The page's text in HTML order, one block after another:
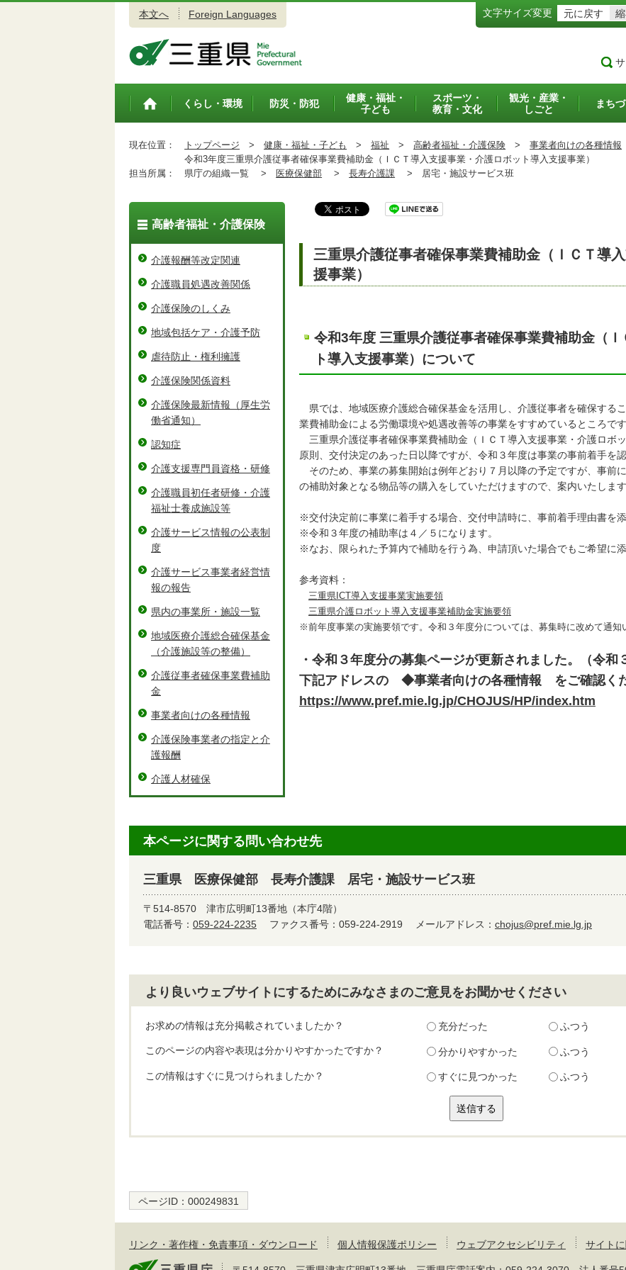
本文へ Foreign Languages 文字サイズ変更 元に戻す
トップペ
くらし・環境 防災・防犯
健康・福祉・
子ども
スポーツ・
教育・文化
観光・産業・
しごと
まち
現在位置： トップページ > 健康・福祉・子ども > 福祉 > 高齢者福祉・介護保険 > 事業者向けの各種情報
令和3年度三重県介護従事者確保事業費補助金（ＩＣＴ導入支援事業・介護ロボット導入支援事業）
担当所属：
県庁の組織一覧 > 医療保健部 > 長寿介護課 > 居宅・施設サービス班
三重県介護従事者確保事業費補助金（ＩＣＴ導
援事業）
令和3年度 三重県介護従事者確保事業費補助金（
ト導入支援事業）について
県では、地域医療介護総合確保基金を活用し、介護従事者を確保する
業費補助金による労働環境や処遇改善等の事業をすすめているところです
三重県介護従事者確保事業費補助金（ＩＣＴ導入支援事業・介護ロボ
原則、交付決定のあった日以降ですが、令和３年度は事業の事前着手を
そのため、事業の募集開始は例年どおり７月以降の予定ですが、事前
の補助対象となる物品等の購入をしていただけますので、案内いたします
※交付決定前に事業に着手する場合、交付申請時に、事前着手理由書を添
※令和３年度の補助率は４／５になります。
※なお、限られた予算内で補助を行う為、申請頂いた場合でもご希望に
参考資料：
三重県ICT導入支援事業実施要領
三重県介護ロボット導入支援事業補助金実施要領
※前年度事業の実施要領です。令和３年度分については、募集時に改めて通知
・令和３年度分の募集ページが更新されました。（令和
下記アドレスの ◆事業者向けの各種情報 をご確認くだ
https://www.pref.mie.lg.jp/CHOJUS/HP/index.htm
高齢者福祉・介護保険
介護報酬等改定関連
介護職員処遇改善関係
介護保険のしくみ
地域包括ケア・介護予防
虐待防止・権利擁護
介護保険関係資料
介護保険最新情報（厚生労
働省通知）
認知症
介護支援専門員資格・研修
介護職員初任者研修・介護
福祉士養成施設等
介護サービス情報の公表制
度
介護サービス事業者経営情
報の報告
県内の事業所・施設一覧
地域医療介護総合確保基金
（介護施設等の整備）
介護従事者確保事業費補助
金
事業者向けの各種情報
介護保険事業者の指定と介
護報酬
介護人材確保
本ページに関する問い合わせ先
三重県 医療保健部 長寿介護課 居宅・施設サービス班
〒514-8570 津市広明町13番地（本庁4階）
電話番号： 059-224-2235 ファクス番号：059-224-2919 メールアドレス： chojus@pref.mie.lg.jp
より良いウェブサイトにするためにみなさまのご意見をお聞かせください
お求めの情報は充分掲載されていましたか？ 充分だった ふつう
このページの内容や表現は分かりやすかったですか？ 分かりやすかった ふつう
この情報はすぐに見つけられましたか？ すぐに見つかった ふつう
ページID： 000249831
リンク・著作権・免責事項・ダウンロード 個人情報保護ポリシー ウェブアクセシビリティ サイト